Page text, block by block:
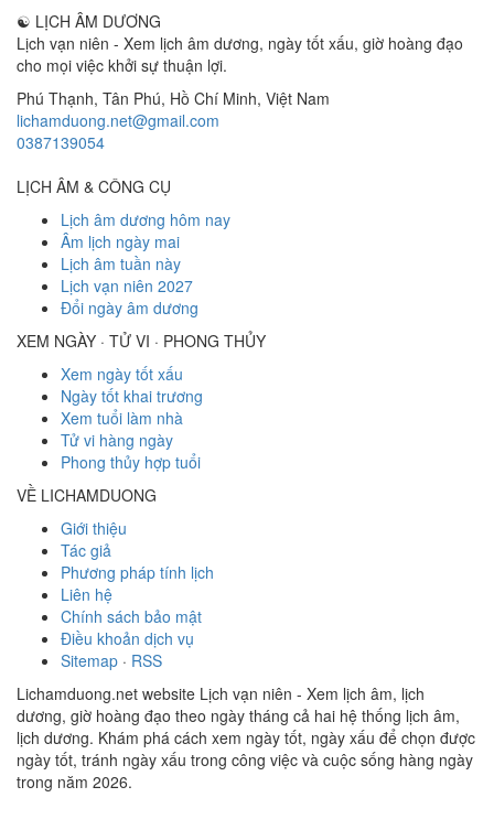
☯ LỊCH ÂM DƯƠNG
Lịch vạn niên - Xem lịch âm dương, ngày tốt xấu, giờ hoàng đạo
cho mọi việc khởi sự thuận lợi.
Phú Thạnh, Tân Phú, Hồ Chí Minh, Việt Nam
lichamduong.net@gmail.com
0387139054
LỊCH ÂM & CÔNG CỤ
Lịch âm dương hôm nay
Âm lịch ngày mai
Lịch âm tuần này
Lịch vạn niên 2027
Đổi ngày âm dương
XEM NGÀY · TỬ VI · PHONG THỦY
Xem ngày tốt xấu
Ngày tốt khai trương
Xem tuổi làm nhà
Tử vi hàng ngày
Phong thủy hợp tuổi
VỀ LICHAMDUONG
Giới thiệu
Tác giả
Phương pháp tính lịch
Liên hệ
Chính sách bảo mật
Điều khoản dịch vụ
Sitemap · RSS
Lichamduong.net website Lịch vạn niên - Xem lịch âm, lịch
dương, giờ hoàng đạo theo ngày tháng cả hai hệ thống lịch âm,
lịch dương. Khám phá cách xem ngày tốt, ngày xấu để chọn được
ngày tốt, tránh ngày xấu trong công việc và cuộc sống hàng ngày
trong năm 2026.